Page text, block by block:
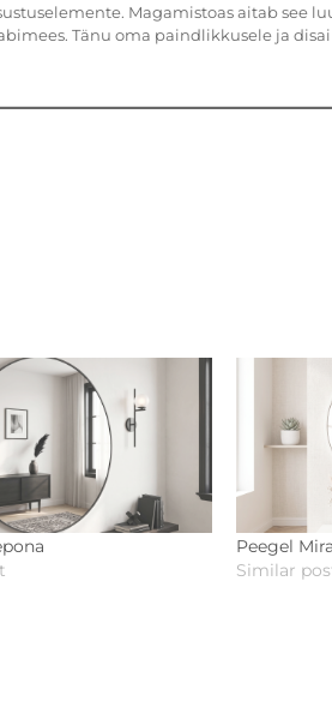
Magamistoas aitab see
Tänu oma paindlikkusele ja
Peegel
Similar